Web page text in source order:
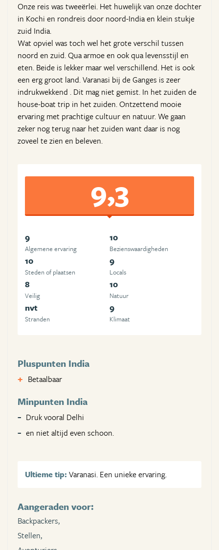
Onze reis was tweeërlei. Het huwelijk van onze dochter
in Kochi en rondreis door noord-India en klein stukje
zuid India.
Wat opviel was toch wel het grote verschil tussen
noord en zuid. Qua armoe en ook qua levensstijl en
eten. Beide is lekker maar wel verschillend. Het is ook
een erg groot land. Varanasi bij de Ganges is zeer
indrukwekkend . Dit mag niet gemist. In het zuiden de
house-boat trip in het zuiden. Ontzettend mooie
ervaring met prachtige cultuur en natuur. We gaan
zeker nog terug naar het zuiden want daar is nog
zoveel te zien en beleven.
9,3
9
Algemene ervaring
10
Beziens­waardigheden
10
Steden of plaatsen
9
Locals
8
Veilig
10
Natuur
nvt
Stranden
9
Klimaat
Pluspunten India
Betaalbaar
Minpunten India
Druk vooral Delhi
en niet altijd even schoon.
Ultieme tip: Varanasi. Een unieke ervaring.
Aangeraden voor:
Backpackers,
Stellen,